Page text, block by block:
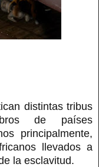
distintas tribus
de países
principalmente,
llevados a
la esclavitud.